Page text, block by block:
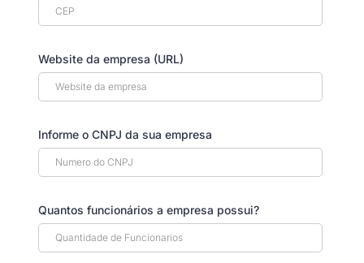
Website da empresa (URL)
Informe o CNPJ da sua empresa
Quantos funcionários a empresa possui?